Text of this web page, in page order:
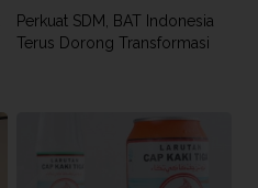
Perkuat SDM, BAT Indonesia
Terus Dorong Transformasi